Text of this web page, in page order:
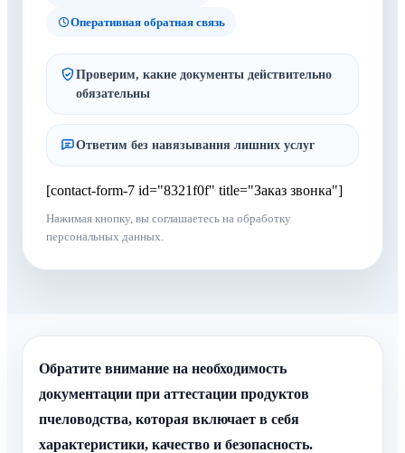
Оперативная обратная связь
Проверим, какие документы действительно
обязательны
Ответим без навязывания лишних услуг
[contact-form-7 id="8321f0f" title="Заказ звонка"]
Нажимая кнопку, вы соглашаетесь на обработку
персональных данных.
Обратите внимание на необходимость
документации при аттестации продуктов
пчеловодства, которая включает в себя
характеристики, качество и безопасность.